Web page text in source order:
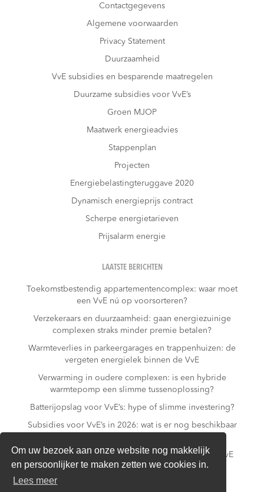
Om uw bezoek aan onze website nog makkelijk
en persoonlijker te maken zetten we cookies in.
Lees meer
Contactgegevens
Algemene voorwaarden
Privacy Statement
Duurzaamheid
VvE subsidies en besparende maatregelen
Duurzame subsidies voor VvE’s
Groen MJOP
Maatwerk energieadvies
Stappenplan
Projecten
Energiebelastingteruggave 2020
Dynamisch energieprijs contract
Scherpe energietarieven
Prijsalarm energie
LAATSTE BERICHTEN
Toekomstbestendig appartementencomplex: waar moet
een VvE nú op voorsorteren?
Verzekeraars en duurzaamheid: gaan energiezuinige
complexen straks minder premie betalen?
Warmteverlies in parkeergarages en trappenhuizen: de
vergeten energielek binnen de VvE
Verwarming in oudere complexen: is een hybride
warmtepomp een slimme tussenoplossing?
Batterijopslag voor VvE’s: hype of slimme investering?
Subsidies voor VvE’s in 2026: wat is er nog beschikbaar
Slim laden in parkeergarages: hoe voorkomt een VvE
overbelasting van de installatie?
Van gas naar all-electric: is dat realistisch voor een